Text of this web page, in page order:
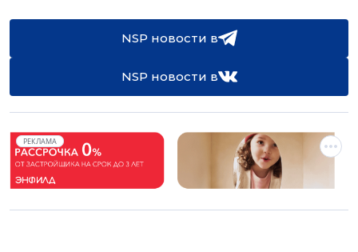
NSP новости в
NSP новости в
РЕКЛАМА